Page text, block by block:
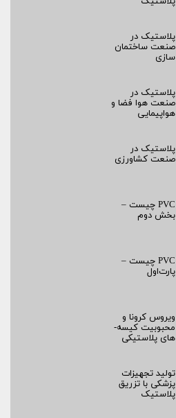
پلاستیک در
صنعت ساختمان
سازی
پلاستیک در
صنعت هوا فضا و
هواپیمایی
پلاستیک در
صنعت کشاورزی
PVC چیست –
بخش دوم
PVC چیست –
پارت‌اول
ویروس کرونا و
محبوبیت کیسه­
های پلاستیکی
تولید تجهیزات
پزشکی با تزریق
پلاستیک